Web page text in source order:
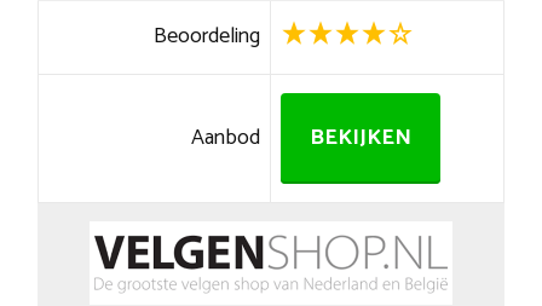
Beoordeling
Aanbod BEKIJKEN